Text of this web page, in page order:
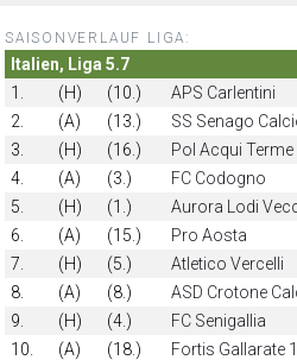
SAISONVERLAUF LIGA:
Italien, Liga 5.7
1.
(H) (10.) APS Carlentini
2.
(A) (13.) SS Senago
3.
(H) (16.) Pol Acqui Terme
4.
(A) (3.) FC Codogno
5.
(H) (1.) Aurora Lodi
6.
(A) (15.) Pro Aosta
7.
(H) (5.) Atletico Vercelli
8.
(A) (8.) ASD Crotone
9.
(H) (4.) FC Senigallia
10.
(A) (18.) Fortis Gallarate